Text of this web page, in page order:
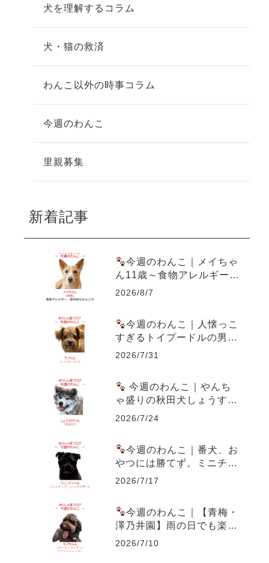
犬を理解するコラム
犬・猫の救済
わんこ以外の時事コラム
今週のわんこ
里親募集
新着記事
今週のわんこ｜メイちゃ
ん11歳～食物アレルギー&
尿結石を乗り越えた愛犬ご
2026/8/7
今週のわんこ｜人懐っこ
すぎるトイプードルの男の
子ラブくん～スーパー駐車
2026/7/31
今週のわんこ｜やんち
ゃ盛りの秋田犬しょうすけ
くん～虎毛のまだら模様と
2026/7/24
今週のわんこ｜番犬、お
やつには勝てず。ミニチュ
ア・シュナウザー ウィン
2026/7/17
今週のわんこ｜【青梅・
澤乃井園】雨の日でも楽し
める愛犬とのお出かけ～ラ
2026/7/10